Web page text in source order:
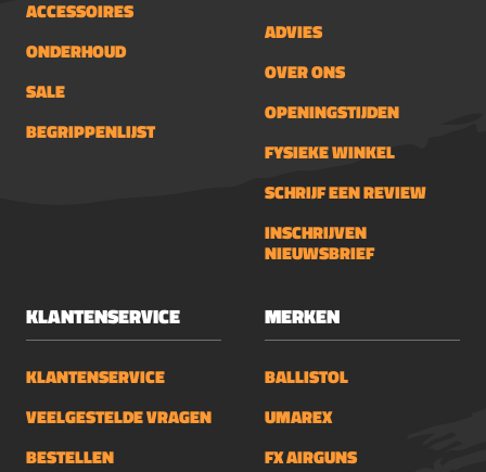
ACCESSOIRES
ONDERHOUD
SALE
BEGRIPPENLIJST
ADVIES
OVER ONS
OPENINGSTIJDEN
FYSIEKE WINKEL
SCHRIJF EEN REVIEW
INSCHRIJVEN
NIEUWSBRIEF
KLANTENSERVICE
KLANTENSERVICE
VEELGESTELDE VRAGEN
BESTELLEN
MERKEN
BALLISTOL
UMAREX
FX AIRGUNS